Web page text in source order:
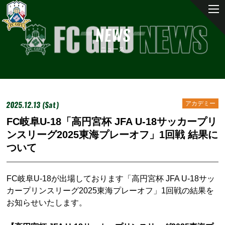
NEWS
ニュース
2025.12.13 (Sat) アカデミー
FC岐阜U-18「高円宮杯 JFA U-18サッカープリ
ンスリーグ2025東海プレーオフ」1回戦 結果に
ついて
FC岐阜U-18が出場しております「高円宮杯 JFA U-18サッ
カープリンスリーグ2025東海プレーオフ」1回戦の結果を
お知らせいたします。